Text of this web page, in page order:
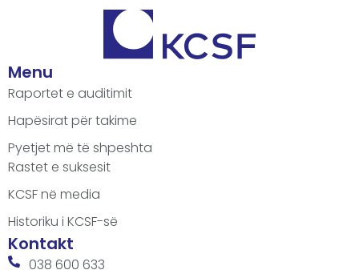
Menu
Raportet e auditimit
Hapësirat për takime
Pyetjet më të shpeshta
Rastet e suksesit
KCSF në media
Historiku i KCSF-së
Kontakt
038 600 633